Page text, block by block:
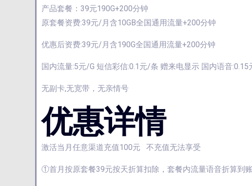
产品套餐：39元190G+200分钟
原套餐资费:39元/月含10GB全国通用流量+200分钟
优惠后资费:39元/月含190G全国通用流量+200分钟
国内流量:5元/G 短信彩信:0.1元/条 赠来电显示 国内语音:0.15
无副卡,无宽带，无亲情号
优惠详情
激活当月任意渠道充值100元 不充值无法享受
①首月按原套餐39元按天折算扣除，套餐内流量语音折算到账